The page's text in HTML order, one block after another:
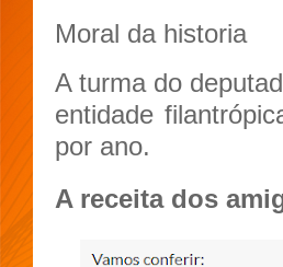
Moral da historia
A turma do
entidade
por ano.
A receita dos